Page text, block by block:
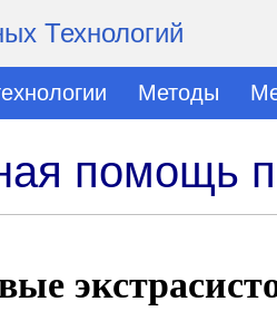
Технологий
Методы
помощь